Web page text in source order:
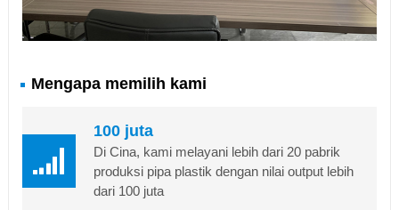
Mengapa memilih kami
100 juta
Di Cina, kami melayani lebih dari 20 pabrik
produksi pipa plastik dengan nilai output lebih
dari 100 juta